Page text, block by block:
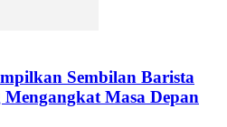
Sembilan Barista
Masa Depan